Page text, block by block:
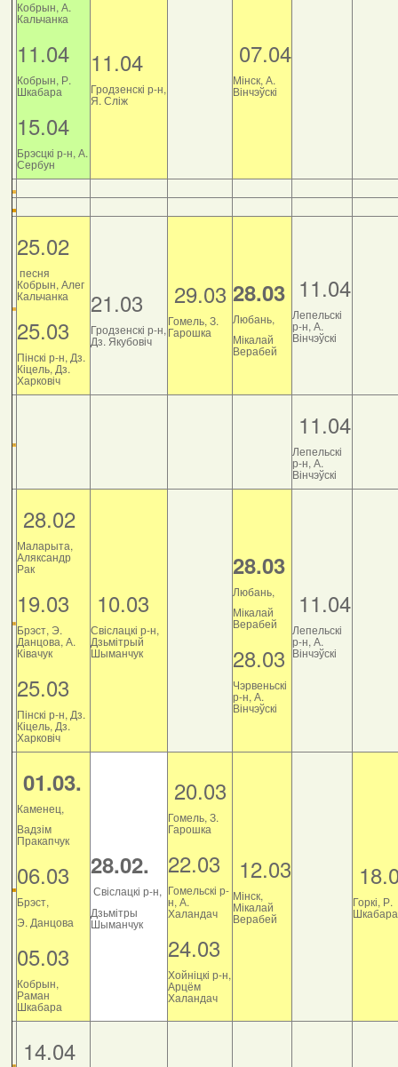
Кобрын, А.
Кальчанка
11.04
Кобрын, Р.
Шкабара
15.04
Брэсцкі р-н, А.
Сербун
11.04
Гродзенскі р-н,
Я. Сліж
07.04
Мінск, А.
Вінчэўскі
25.02
песня
Кобрын, Алег
Кальчанка
25.03
Пінскі р-н, Дз.
Кіцель, Дз.
Харковіч
21.03
Гродзенскі р-н,
Дз. Якубовіч
29.03
Гомель, З.
Гарошка
28.03
Любань,
Мікалай
Верабей
11.04
Лепельскі
р-н, А.
Вінчэўскі
11.04
Лепельскі
р-н, А.
Вінчэўскі
28.02
Маларыта,
Аляксандр
Рак
19.03
Брэст, Э.
Данцова, А.
Ківачук
25.03
Пінскі р-н, Дз.
Кіцель, Дз.
Харковіч
10.03
Свіслацкі р-н,
Дзьмітрый
Шыманчук
28.03
Любань,
Мікалай
Верабей
28.03
Чэрвеньскі
р-н, А.
Вінчэўскі
11.04
Лепельскі
р-н, А.
Вінчэўскі
01.03.
Каменец,
Вадзім
Пракапчук
06.03
Брэст,
Э. Данцова
05.03
Кобрын,
Раман
Шкабара
28.02.
Свіслацкі р-н,
Дзьмітры
Шыманчук
20.03
Гомель, З.
Гарошка
22.03
Гомельскі р-
н, А.
Халандач
24.03
Хойніцкі р-н,
Арцём
Халандач
12.03
Мінск,
Мікалай
Верабей
Горкі, Р.
Шкабара
14.04